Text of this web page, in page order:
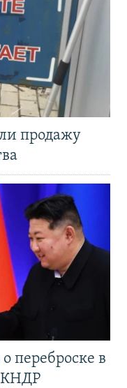
продажу
переброске в
КНДР